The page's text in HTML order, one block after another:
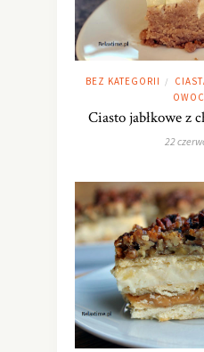
BEZ KATEGORII /
Ciasto jabłkowe z
22